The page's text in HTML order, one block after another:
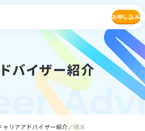
お申し込み
バイザー紹介
ャリアアドバイザー紹介 橋本